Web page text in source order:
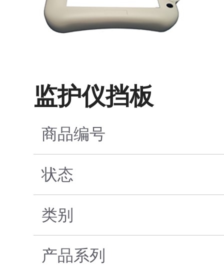
监护仪挡板
商品编号
状态
类别
产品系列